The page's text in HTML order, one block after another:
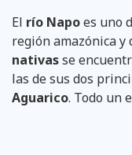
El río Napoes uno
región amazónica y
nativasse
las de sus dos
Aguarico. Todo un